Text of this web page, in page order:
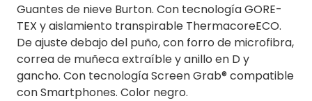
Guantes de nieve Burton. Con tecnología GORE-
TEX y aislamiento transpirable ThermacoreECO.
De ajuste debajo del puño, con forro de microfibra,
correa de muñeca extraíble y anillo en D y
gancho. Con tecnología Screen Grab® compatible
con Smartphones. Color negro.